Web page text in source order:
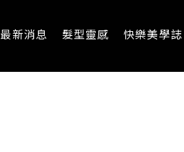
最新消息 髮型靈感 快樂美學誌